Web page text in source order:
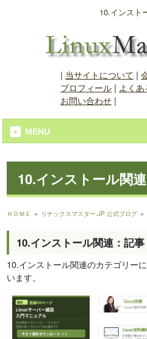
10.インスト
| 当サイトについて |
プロフィール| よく
お問い合わせ|
MENU
10.インストール関連
ＨＯＭＥ ＞ リナックスマスター.JP 公式ブログ ＞
10.インストール関連：記事
10.インストール関連のカテゴリー
います。